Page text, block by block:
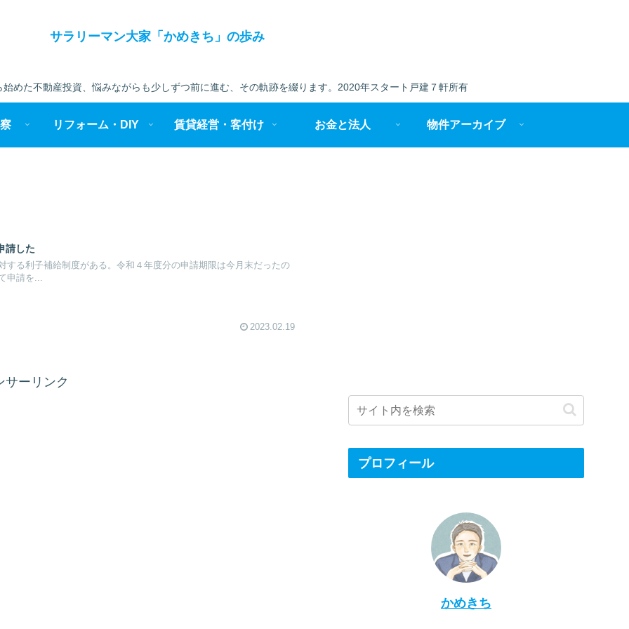
サラリーマン大家「かめきち」の歩み
めた不動産投資、悩みながらも少しずつ前に進む、その軌跡を綴ります。2020年スタート戸建７軒所有
リフォーム・DIY 賃貸経営・客付け お金と法人 物件アーカイブ
請した
する利子補給制度がある。令和４年度分の申請期限は今月末だったの
申請を...
2023.02.19
サーリンク
プロフィール
かめきち